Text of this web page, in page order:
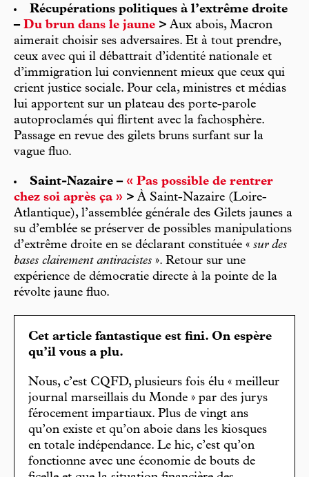
Récupérations politiques à l’extrême droite
– Du brun dans le jaune > Aux abois, Macron
aimerait choisir ses adversaires. Et à tout prendre,
ceux avec qui il débattrait d’identité nationale et
d’immigration lui conviennent mieux que ceux qui
crient justice sociale. Pour cela, ministres et médias
lui apportent sur un plateau des porte-parole
autoproclamés qui flirtent avec la fachosphère.
Passage en revue des gilets bruns surfant sur la
vague fluo.
Saint-Nazaire – « Pas possible de rentrer
chez soi après ça » > À Saint-Nazaire (Loire-
Atlantique), l’assemblée générale des Gilets jaunes a
su d’emblée se préserver de possibles manipulations
d’extrême droite en se déclarant constituée « sur des
bases clairement antiracistes ». Retour sur une
expérience de démocratie directe à la pointe de la
révolte jaune fluo.
Cet article fantastique est fini. On espère
qu’il vous a plu.
Nous, c’est CQFD, plusieurs fois élu « meilleur
journal marseillais du Monde » par des jurys
férocement impartiaux. Plus de vingt ans
qu’on existe et qu’on aboie dans les kiosques
en totale indépendance. Le hic, c’est qu’on
fonctionne avec une économie de bouts de